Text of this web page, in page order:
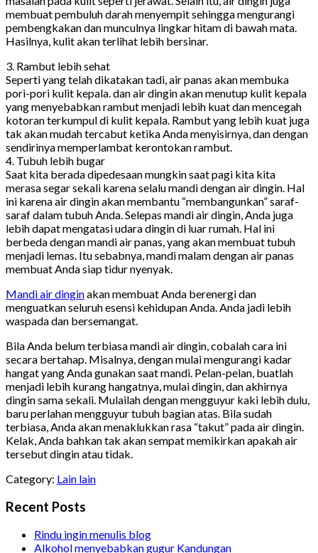
membuat pembuluh darah menyempit sehingga mengurangi
pembengkakan dan munculnya lingkar hitam di bawah mata.
Hasilnya, kulit akan terlihat lebih bersinar.
3. Rambut lebih sehat
Seperti yang telah dikatakan tadi, air panas akan membuka
pori-pori kulit kepala. dan air dingin akan menutup kulit kepala
yang menyebabkan rambut menjadi lebih kuat dan mencegah
kotoran terkumpul di kulit kepala. Rambut yang lebih kuat juga
tak akan mudah tercabut ketika Anda menyisirnya, dan dengan
sendirinya memperlambat kerontokan rambut.
4. Tubuh lebih bugar
Saat kita berada dipedesaan mungkin saat pagi kita kita
merasa segar sekali karena selalu mandi dengan air dingin. Hal
ini karena air dingin akan membantu “membangunkan” saraf-
saraf dalam tubuh Anda. Selepas mandi air dingin, Anda juga
lebih dapat mengatasi udara dingin di luar rumah. Hal ini
berbeda dengan mandi air panas, yang akan membuat tubuh
menjadi lemas. Itu sebabnya, mandi malam dengan air panas
membuat Anda siap tidur nyenyak.
Mandi air dinginakan membuat Anda berenergi dan
menguatkan seluruh esensi kehidupan Anda. Anda jadi lebih
waspada dan bersemangat.
Bila Anda belum terbiasa mandi air dingin, cobalah cara ini
secara bertahap. Misalnya, dengan mulai mengurangi kadar
hangat yang Anda gunakan saat mandi. Pelan-pelan, buatlah
menjadi lebih kurang hangatnya, mulai dingin, dan akhirnya
dingin sama sekali. Mulailah dengan mengguyur kaki lebih dulu,
baru perlahan mengguyur tubuh bagian atas. Bila sudah
terbiasa, Anda akan menaklukkan rasa “takut” pada air dingin.
Kelak, Anda bahkan tak akan sempat memikirkan apakah air
tersebut dingin atau tidak.
Category: Lain lain
Recent Posts
Rindu ingin menulis blog
Alkohol menyebabkan gugur Kandungan